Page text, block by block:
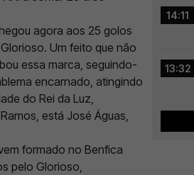
agora aos 25 golos
Um feito que não
essa marca, seguindo-
encarnado, atingindo
do Rei da Luz,
está José Águas,
formado no Benfica
pelo Glorioso,
14:11
13:32